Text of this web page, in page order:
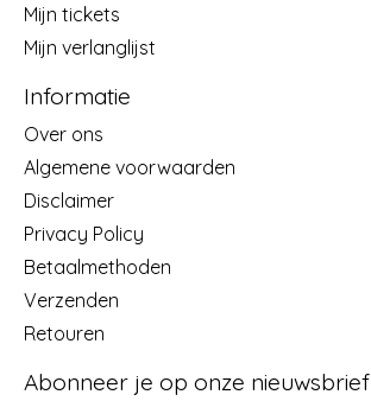
Mijn tickets
Mijn verlanglijst
Informatie
Over ons
Algemene voorwaarden
Disclaimer
Privacy Policy
Betaalmethoden
Verzenden
Retouren
Abonneer je op onze nieuwsbrief